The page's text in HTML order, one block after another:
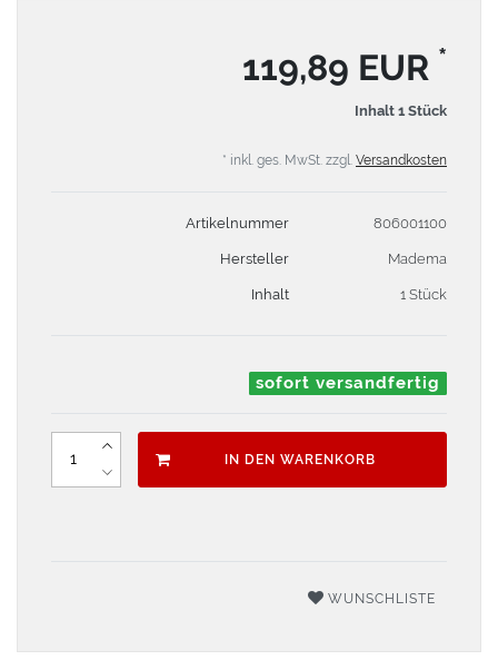
119,89 EUR *
Inhalt 1 Stück
* inkl. ges. MwSt. zzgl. Versandkosten
Artikelnummer 806001100
Hersteller Madema
Inhalt 1 Stück
sofort versandfertig
IN DEN WARENKORB
WUNSCHLISTE